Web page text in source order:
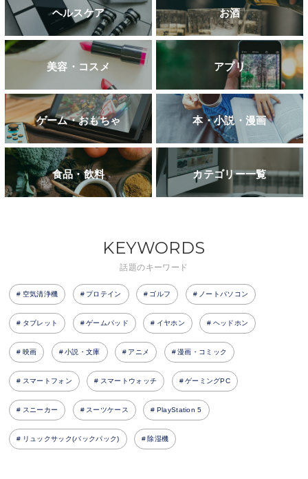
ヘルスケア お酒
美容・コスメ アプリ
ゲーム・おもちゃ 本・小説・漫画
食品・飲料 カテゴリー一覧
KEYWORDS
話題のキーワード
空気清浄機 プロテイン ゴルフ ノートパソコン
タブレット ゲームパッド イヤホン ヘッドホン
映画 小説・文庫 アニメ 漫画・コミック
スマートフォン スマートウォッチ ゲーミングPC
スニーカー スーツケース PlayStation 5
リュックサック(バックパック) 除湿機